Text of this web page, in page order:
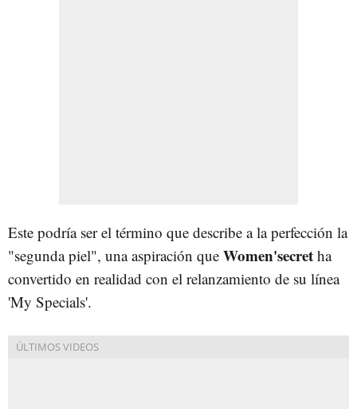
Este podría ser el término que describe a la perfección la
"segunda piel", una aspiración que Women'secret ha
convertido en realidad con el relanzamiento de su línea
'My Specials'.